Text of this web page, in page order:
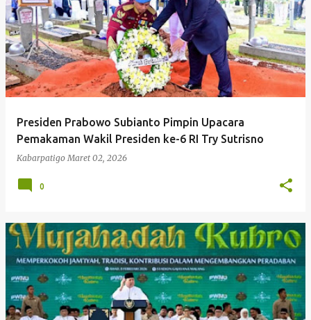
Presiden Prabowo Subianto Pimpin Upacara
Pemakaman Wakil Presiden ke-6 RI Try Sutrisno
Kabarpatigo Maret 02, 2026
0